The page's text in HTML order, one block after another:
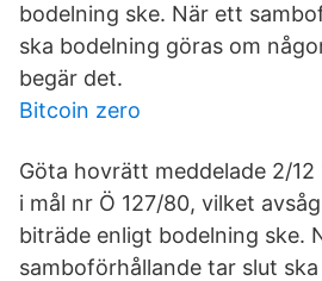
bodelning ske. När ett
ska bodelning göras om
begär det.
Bitcoin zero
Göta hovrätt meddelade 2/12
i mål nr Ö 127/80, vilket
biträde enligt bodelning ske.
samboförhållande tar slut